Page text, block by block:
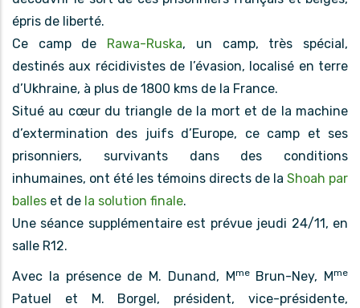
épris de liberté.
Ce camp de Rawa-Ruska, un camp, très spécial,
destinés aux récidivistes de l’évasion, localisé en terre
d’Ukhraine, à plus de 1800 kms de la France.
Situé au cœur du triangle de la mort et de la machine
d’extermination des juifs d’Europe, ce camp et ses
prisonniers, survivants dans des conditions
inhumaines, ont été les témoins directs de la Shoah par
balles et de la solution finale.
Une séance supplémentaire est prévue jeudi 24/11, en
salle R12.
Avec la présence de M. Dunand, MmeBrun-Ney, Mme
Patuel et M. Borgel, président, vice-présidente,